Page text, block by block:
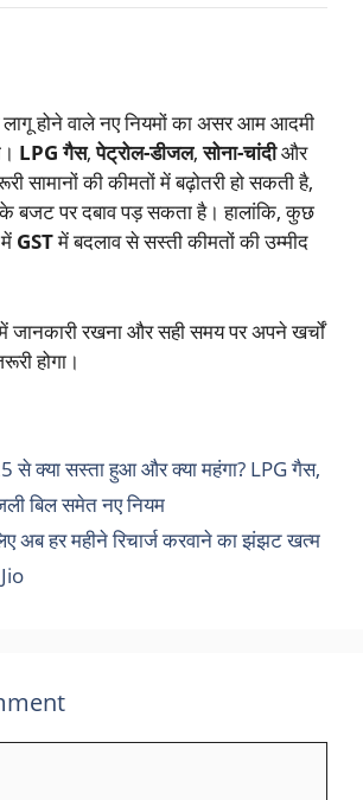
होने वाले नए नियमों का असर आम आदमी
LPG गैस,पेट्रोल-डीजल,सोना-चांदीऔर
सामानों की कीमतों में बढ़ोतरी हो सकती है,
पर दबाव पड़ सकता है। हालांकि, कुछ
GSTमें बदलाव से सस्ती कीमतों की उम्मीद
जानकारी रखना और सही समय पर अपने खर्चों
होगा।
से क्या सस्ता हुआ और क्या महंगा? LPG गैस,
बिल समेत नए नियम
अब हर महीने रिचार्ज करवाने का झंझट खत्म